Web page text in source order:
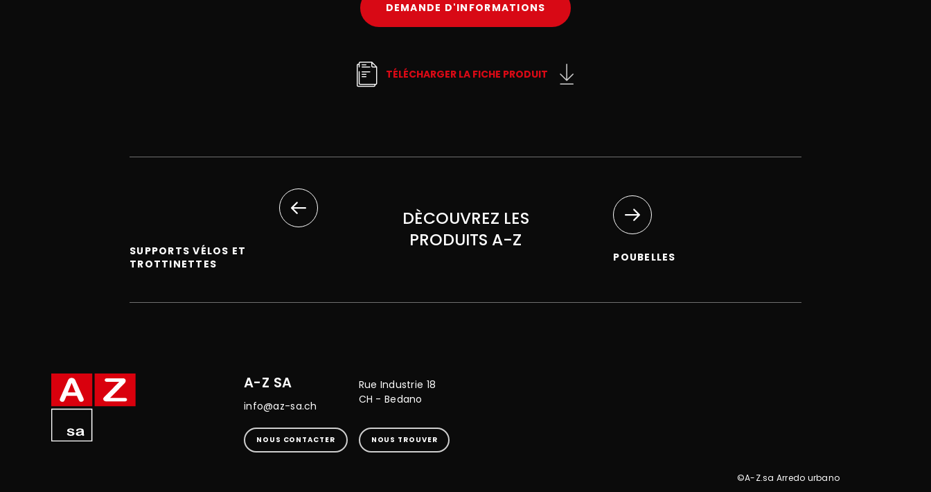
DEMANDE D'INFORMATIONS
TÉLÉCHARGER LA FICHE PRODUIT
DÈCOUVREZ LES
PRODUITS A-Z
SUPPORTS VÉLOS ET
TROTTINETTES
POUBELLES
A-Z SA
info@az-sa.ch
NOUS CONTACTER
Rue Industrie 18
CH - Bedano
NOUS TROUVER
©A-Z.sa Arredo urbano